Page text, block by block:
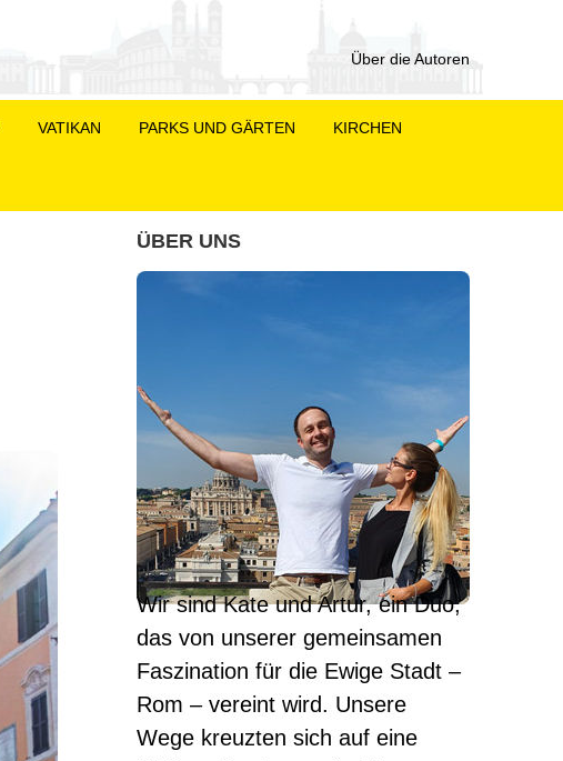
Über die Autoren
VATIKAN PARKS UND GÄRTEN KIRCHEN
ÜBER UNS
Wir sind Kate und Artur, ein Duo,
das von unserer gemeinsamen
Faszination für die Ewige Stadt –
Rom – vereint wird. Unsere
Wege kreuzten sich auf eine